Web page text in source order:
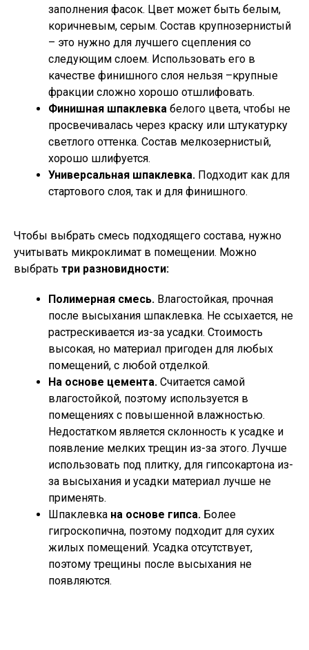
заполнения фасок. Цвет может быть белым,
коричневым, серым. Состав крупнозернистый
– это нужно для лучшего сцепления со
следующим слоем. Использовать его в
качестве финишного слоя нельзя –крупные
фракции сложно хорошо отшлифовать.
Финишная шпаклевка белого цвета, чтобы не
просвечивалась через краску или штукатурку
светлого оттенка. Состав мелкозернистый,
хорошо шлифуется.
Универсальная шпаклевка. Подходит как для
стартового слоя, так и для финишного.
Чтобы выбрать смесь подходящего состава, нужно
учитывать микроклимат в помещении. Можно
выбрать три разновидности:
Полимерная смесь. Влагостойкая, прочная
после высыхания шпаклевка. Не ссыхается, не
растрескивается из-за усадки. Стоимость
высокая, но материал пригоден для любых
помещений, с любой отделкой.
На основе цемента. Считается самой
влагостойкой, поэтому используется в
помещениях с повышенной влажностью.
Недостатком является склонность к усадке и
появление мелких трещин из-за этого. Лучше
использовать под плитку, для гипсокартона из-
за высыхания и усадки материал лучше не
применять.
Шпаклевка на основе гипса. Более
гигроскопична, поэтому подходит для сухих
жилых помещений. Усадка отсутствует,
поэтому трещины после высыхания не
появляются.